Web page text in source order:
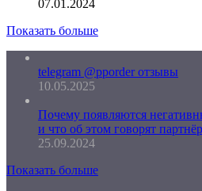
07.01.2024
Показать больше
telegram @pporder отзывы
10.05.2025
Почему появляются
и что об этом говорят
25.09.2024
Показать больше